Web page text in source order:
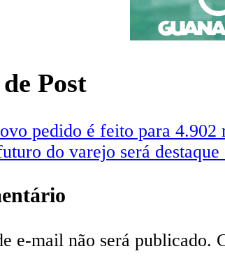
Post
pedido é feito para
do varejo será
e-mail não será publicado.